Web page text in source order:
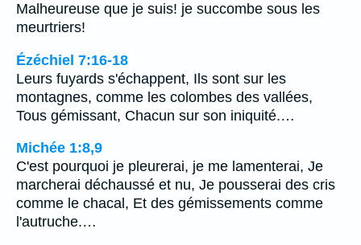
Malheureuse que je suis! je succombe sous les
meurtriers!
Ézéchiel 7:16-18
Leurs fuyards s'échappent, Ils sont sur les
montagnes, comme les colombes des vallées,
Tous gémissant, Chacun sur son iniquité.…
Michée 1:8,9
C'est pourquoi je pleurerai, je me lamenterai, Je
marcherai déchaussé et nu, Je pousserai des cris
comme le chacal, Et des gémissements comme
l'autruche.…